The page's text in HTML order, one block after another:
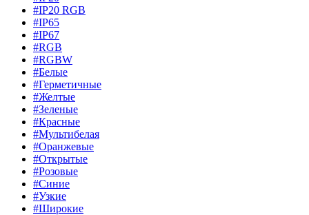
#IP20 RGB
#IP65
#IP67
#RGB
#RGBW
#Белые
#Герметичные
#Желтые
#Зеленые
#Красные
#Мультибелая
#Оранжевые
#Открытые
#Розовые
#Синие
#Узкие
#Широкие